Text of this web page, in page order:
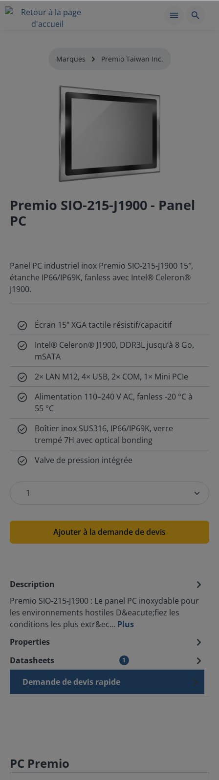
Marques Premio Taiwan Inc.
Premio SIO-215-J1900 - Panel
PC
Panel PC industriel inox Premio SIO-215-J1900 15″,
étanche IP66/IP69K, fanless avec Intel® Celeron®
J1900.
Écran 15" XGA tactile résistif/capacitif
Intel® Celeron® J1900, DDR3L jusqu’à 8 Go,
mSATA
2× LAN M12, 4× USB, 2× COM, 1× Mini PCIe
Alimentation 110–240 V AC, fanless -20 °C à
55 °C
Boîtier inox SUS316, IP66/IP69K, verre
trempé 7H avec optical bonding
Valve de pression intégrée
Ajouter à la demande de devis
Description
Premio SIO-215-J1900 : Le panel PC inoxydable pour
les environnements hostiles D&eacute;fiez les
conditions les plus extr&ec… Plus
Properties
Datasheets
1
Demande de devis rapide
PC Premio